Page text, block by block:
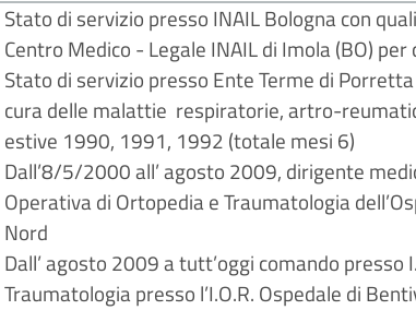
Stato di servizio presso INAIL Bologna con
Centro Medico - Legale INAIL di Imola (BO)
Stato di servizio presso Ente Terme di
cura delle malattie respiratorie, artro-
estive 1990, 1991, 1992 (totale mesi 6)
Dall’8/5/2000 all’ agosto 2009, dirigente
Operativa di Ortopedia e Traumatologia
Nord
Dall’ agosto 2009 a tutt’oggi comando presso
Traumatologia presso l’I.O.R. Ospedale di